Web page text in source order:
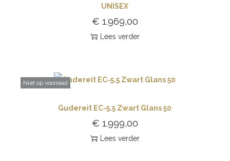
UNISEX
€ 1.969,00
Lees verder
Niet op voorraad
Gudereit EC-5.5 Zwart Glans 50
€ 1.999,00
Lees verder